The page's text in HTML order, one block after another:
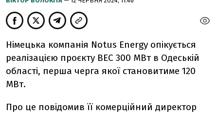
Німецька компанія Notus Energy опікується
реалізацією проєкту ВЕС 300 МВт в Одеській
області, перша черга якої становитиме 120
МВт.
Про це повідомив її комерційний директор